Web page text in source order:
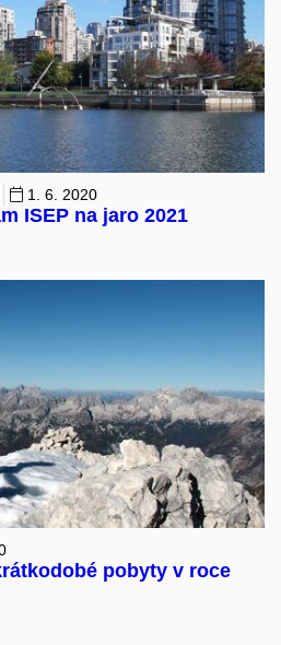
1. 6. 2020
ISEP na jaro 2021
pobyty v roce